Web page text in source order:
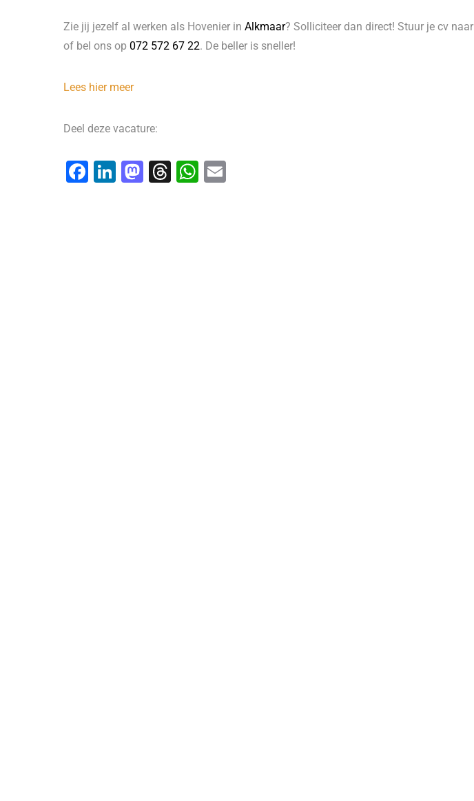
Zie jij jezelf al werken als Hovenier in Alkmaar? Solliciteer dan direct! Stuur je cv naar
of bel ons op 072 572 67 22. De beller is sneller!
Lees hier meer
Deel deze vacature:
F
Li
M T
W